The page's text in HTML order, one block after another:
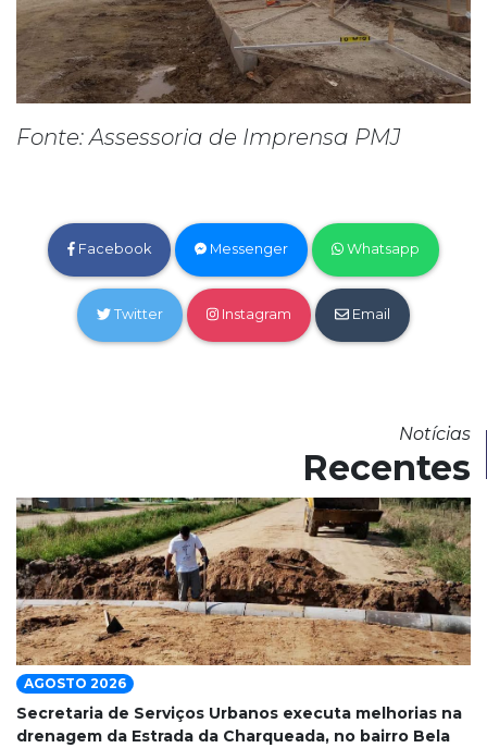
Fonte: Assessoria de Imprensa PMJ
Facebook Messenger Whatsapp
Twitter Instagram Email
Notícias
Recentes
AGOSTO 2026
Secretaria de Serviços Urbanos executa melhorias na
drenagem da Estrada da Charqueada, no bairro Bela